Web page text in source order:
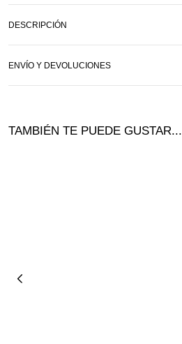
DESCRIPCIÓN
ENVÍO Y DEVOLUCIONES
TAMBIÉN TE PUEDE GUSTAR...